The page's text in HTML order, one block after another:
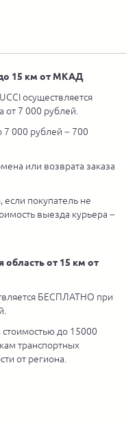
15 км от МКАД
осуществляется
7 000 рублей.
7 000 рублей – 700
или возврата заказа
если покупатель не
выезда курьера –
область от 15 км от
БЕСПЛАТНО при
стоимостью до 15000
транспортных
от региона.